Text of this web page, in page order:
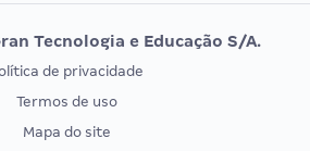
Vunesp
EXAME DE ORDEM
Tecnologia e Educação S/A.
de privacidade
Termos de uso
Mapa do site